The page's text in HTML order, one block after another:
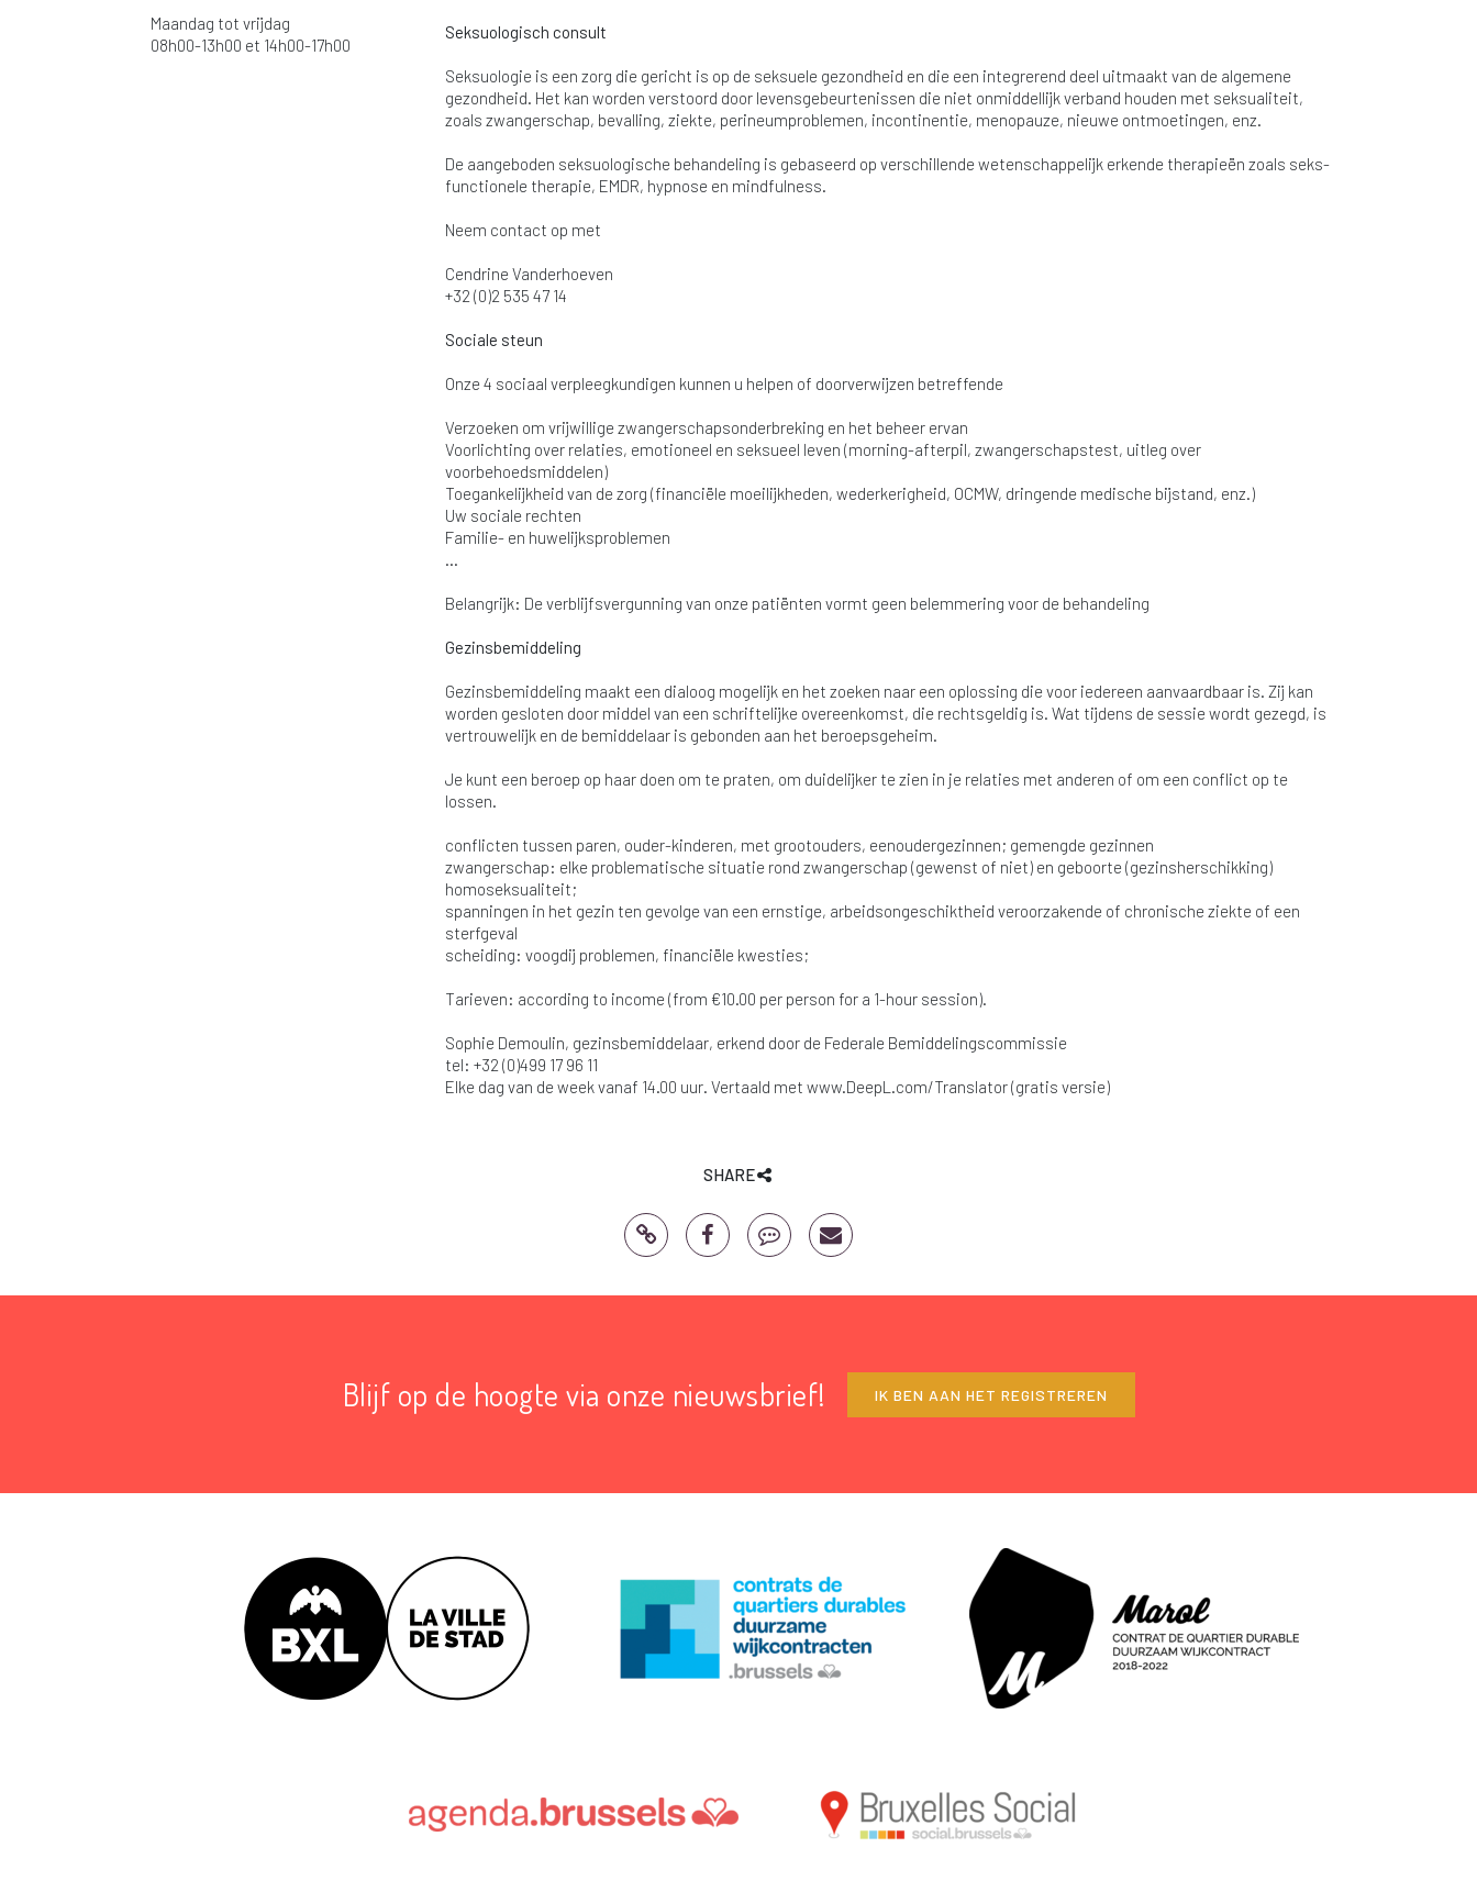
Maandag tot vrijdag
08h00-13h00 et 14h00-17h00
Seksuologisch consult
Seksuologie is een zorg die gericht is op de seksuele gezondheid en die een integrerend deel uitmaakt van de algemene
gezondheid. Het kan worden verstoord door levensgebeurtenissen die niet onmiddellijk verband houden met seksualiteit,
zoals zwangerschap, bevalling, ziekte, perineumproblemen, incontinentie, menopauze, nieuwe ontmoetingen, enz.
De aangeboden seksuologische behandeling is gebaseerd op verschillende wetenschappelijk erkende therapieën zoals seks-
functionele therapie, EMDR, hypnose en mindfulness.
Neem contact op met
Cendrine Vanderhoeven
+32 (0)2 535 47 14
Sociale steun
Onze 4 sociaal verpleegkundigen kunnen u helpen of doorverwijzen betreffende
Verzoeken om vrijwillige zwangerschapsonderbreking en het beheer ervan
Voorlichting over relaties, emotioneel en seksueel leven (morning-afterpil, zwangerschapstest, uitleg over
voorbehoedsmiddelen)
Toegankelijkheid van de zorg (financiële moeilijkheden, wederkerigheid, OCMW, dringende medische bijstand, enz.)
Uw sociale rechten
Familie- en huwelijksproblemen
…
Belangrijk: De verblijfsvergunning van onze patiënten vormt geen belemmering voor de behandeling
Gezinsbemiddeling
Gezinsbemiddeling maakt een dialoog mogelijk en het zoeken naar een oplossing die voor iedereen aanvaardbaar is. Zij kan
worden gesloten door middel van een schriftelijke overeenkomst, die rechtsgeldig is. Wat tijdens de sessie wordt gezegd, is
vertrouwelijk en de bemiddelaar is gebonden aan het beroepsgeheim.
Je kunt een beroep op haar doen om te praten, om duidelijker te zien in je relaties met anderen of om een conflict op te
lossen.
conflicten tussen paren, ouder-kinderen, met grootouders, eenoudergezinnen; gemengde gezinnen
zwangerschap: elke problematische situatie rond zwangerschap (gewenst of niet) en geboorte (gezinsherschikking)
homoseksualiteit;
spanningen in het gezin ten gevolge van een ernstige, arbeidsongeschiktheid veroorzakende of chronische ziekte of een
sterfgeval
scheiding: voogdij problemen, financiële kwesties;
Tarieven: according to income (from €10.00 per person for a 1-hour session).
Sophie Demoulin, gezinsbemiddelaar, erkend door de Federale Bemiddelingscommissie
tel: +32 (0)499 17 96 11
Elke dag van de week vanaf 14.00 uur. Vertaald met www.DeepL.com/Translator (gratis versie)
SHARE
Blijf op de hoogte via onze nieuwsbrief! IK BEN AAN HET REGISTREREN